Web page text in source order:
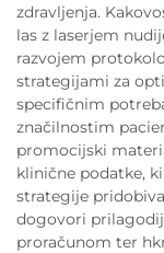
zdravljenja.
las z laserjem
razvojem
strategijami za
specifičnim
značilnostim
promocijski
klinične podatke,
strategije
dogovori
proračunom ter